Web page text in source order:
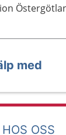
med
OSS